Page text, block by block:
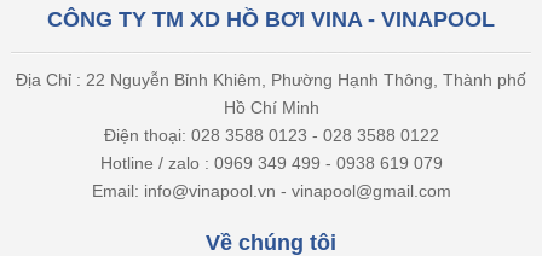
CÔNG TY TM XD HỒ BƠI VINA - VINAPOOL
Địa Chỉ : 22 Nguyễn Bỉnh Khiêm, Phường Hạnh Thông, Thành phố
Hồ Chí Minh
Điện thoại: 028 3588 0123 - 028 3588 0122
Hotline / zalo : 0969 349 499 - 0938 619 079
Email: info@vinapool.vn - vinapool@gmail.com
Về chúng tôi